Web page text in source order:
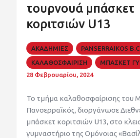
τουρνουά μπάσκετ
κοριτσιών U13
ΑΚΑΔΗΜΙΕΣ PANSERRAIKOS
ΚΑΛΑΘΟΣΦΑΙΡΙΣΗ
ΜΠΑΣΚΕΤ
28 Φεβρουαρίου, 2024
Το τμήμα καλαθοσφαίρισης του
Πανσερραϊκός, διοργάνωσε
μπάσκετ κοριτσιών U13, στο
γυμναστήριο της Ομόνοιας